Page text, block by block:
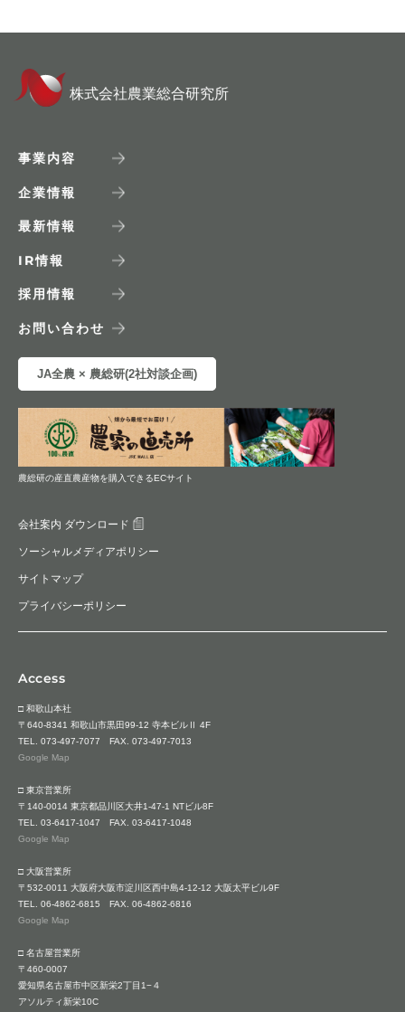
株式会社農業総合研究所
事業内容
企業情報
最新情報
IR情報
採用情報
お問い合わせ
JA全農 × 農総研(2社対談企画)
農総研の産直農産物を購入できるECサイト
会社案内 ダウンロード
ソーシャルメディアポリシー
サイトマップ
プライバシーポリシー
Access
□ 和歌山本社
〒640-8341 和歌山市黒田99-12 寺本ビルⅡ 4F
TEL. 073-497-7077 FAX. 073-497-7013
Google Map
□ 東京営業所
〒140-0014 東京都品川区大井1-47-1 NTビル8F
TEL. 03-6417-1047 FAX. 03-6417-1048
Google Map
□ 大阪営業所
〒532-0011 大阪府大阪市淀川区西中島4-12-12 大阪太平ビル9F
TEL. 06-4862-6815 FAX. 06-4862-6816
Google Map
□ 名古屋営業所
〒460-0007
愛知県名古屋市中区新栄2丁目1−４
アソルティ新栄10C